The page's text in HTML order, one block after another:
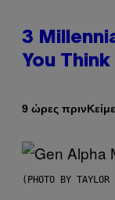
3
You
9 ώρες πριν
(PHOTO BY